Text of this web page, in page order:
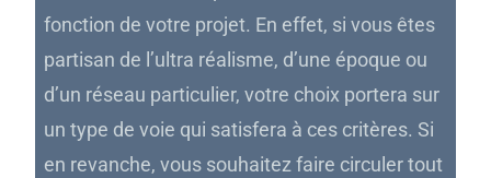
fonction de votre projet. En effet, si vous êtes
partisan de l’ultra réalisme, d’une époque ou
d’un réseau particulier, votre choix portera sur
un type de voie qui satisfera à ces critères. Si
en revanche, vous souhaitez faire circuler tout